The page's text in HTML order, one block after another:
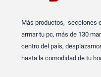
Más productos, secciones
armar tu pc, más de 130
centro del país,
hasta la comodidad de tu